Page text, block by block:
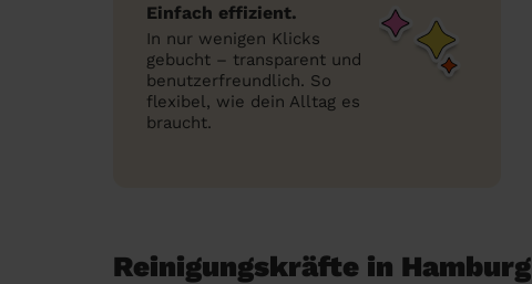
Einfach effizient.
In nur wenigen Klicks
gebucht – transparent und
benutzerfreundlich. So
flexibel, wie dein Alltag es
braucht.
Reinigungskräfte in Hamburg